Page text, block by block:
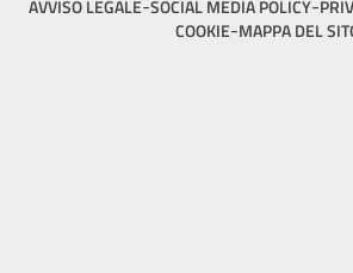
bottom
AVVISO LEGALE SOCIAL MEDIA POLICY
COOKIE MAPPA DEL